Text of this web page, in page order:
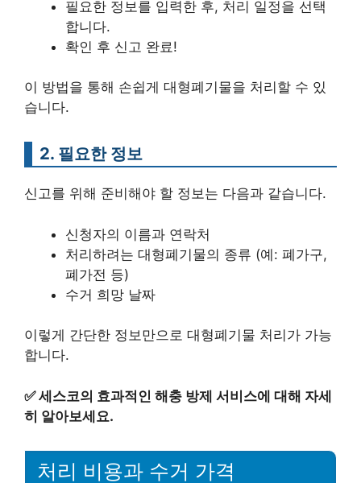
필요한 정보를 입력한 후, 처리 일정을 선택
합니다.
확인 후 신고 완료!
이 방법을 통해 손쉽게 대형폐기물을 처리할 수 있
습니다.
2. 필요한 정보
신고를 위해 준비해야 할 정보는 다음과 같습니다.
신청자의 이름과 연락처
처리하려는 대형폐기물의 종류 (예: 폐가구,
폐가전 등)
수거 희망 날짜
이렇게 간단한 정보만으로 대형폐기물 처리가 가능
합니다.
✅세스코의 효과적인 해충 방제 서비스에 대해 자세
히 알아보세요.
처리 비용과 수거 가격